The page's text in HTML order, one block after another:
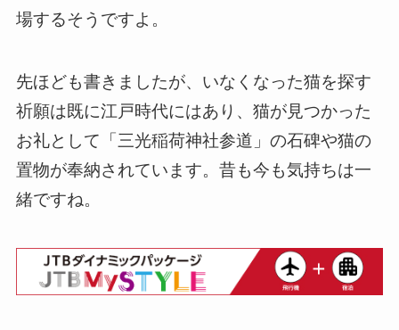
場するそうですよ。
先ほども書きましたが、いなくなった猫を探す
祈願は既に江戸時代にはあり、猫が見つかった
お礼として「三光稲荷神社参道」の石碑や猫の
置物が奉納されています。昔も今も気持ちは一
緒ですね。